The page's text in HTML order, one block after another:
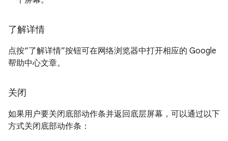
了解详情
点按“了解详情”按钮可在网络浏览器中打开相应的 Google
帮助中心文章。
关闭
如果用户要关闭底部动作条并返回底层屏幕，可以通过以下
方式关闭底部动作条：